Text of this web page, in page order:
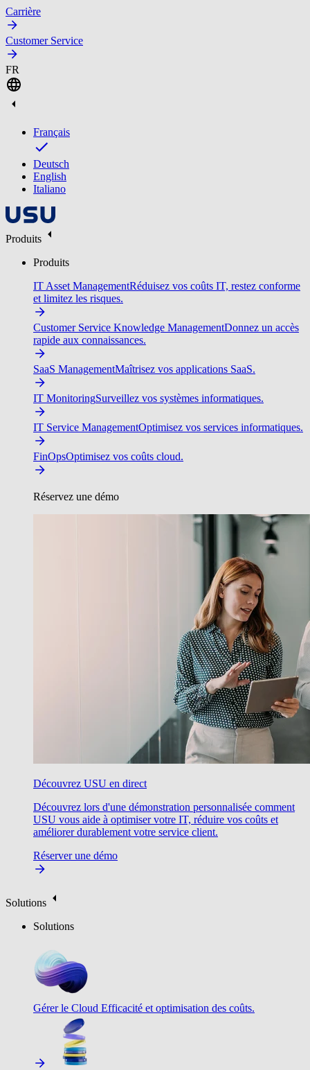
Carrière
Customer Service
FR
Français
Deutsch
English
Italiano
Produits
Produits
IT Asset ManagementRéduisez vos coûts IT, restez conforme
et limitez les risques.
Customer Service Knowledge ManagementDonnez un accès
rapide aux connaissances.
SaaS ManagementMaîtrisez vos applications SaaS.
IT MonitoringSurveillez vos systèmes informatiques.
IT Service ManagementOptimisez vos services informatiques.
FinOpsOptimisez vos coûts cloud.
Réservez une démo
Découvrez USU en direct
Découvrez lors d'une démonstration personnalisée comment
USU vous aide à optimiser votre IT, réduire vos coûts et
améliorer durablement votre service client.
Réserver une démo
Solutions
Solutions
Gérer le Cloud Efficacité et optimisation des coûts.